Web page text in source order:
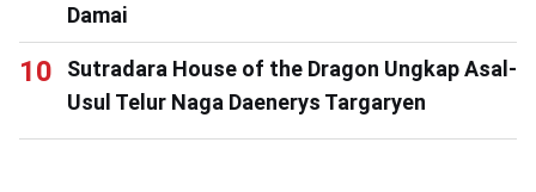
Damai
Sutradara House of the Dragon Ungkap Asal-
Usul Telur Naga Daenerys Targaryen